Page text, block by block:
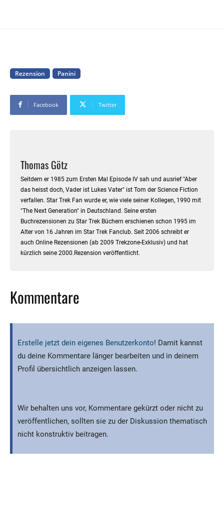
Rezension Panini
Facebook Twitter
Thomas Götz
Seitdem er 1985 zum Ersten Mal Episode IV sah und ausrief "Aber
das heisst doch, Vader ist Lukes Vater" ist Tom der Science Fiction
verfallen. Star Trek Fan wurde er, wie viele seiner Kollegen, 1990 mit
"The Next Generation" in Deutschland. Seine ersten
Buchrezensionen zu Star Trek Büchern erschienen schon 1995 im
Alter von 16 Jahren im Star Trek Fanclub. Seit 2006 schreibt er
auch Online Rezensionen (ab 2009 Trekzone-Exklusiv) und hat
kürzlich seine 2000.Rezension veröffentlicht.
Kommentare
Erstelle jetzt dein eigenes Benutzerkonto! Damit kannst
du deine Kommentare länger bearbeiten und in deinem
Profil übersichtlich anzeigen lassen.
Wir behalten uns vor, Kommentare gekürzt oder nicht zu
veröffentlichen, sollten sie zu der Diskussion thematisch
nicht konstruktiv beitragen.